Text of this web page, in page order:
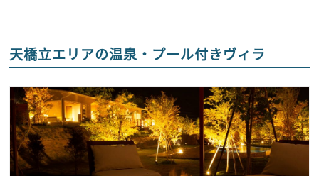
天橋立エリアの温泉・プール付きヴィラ